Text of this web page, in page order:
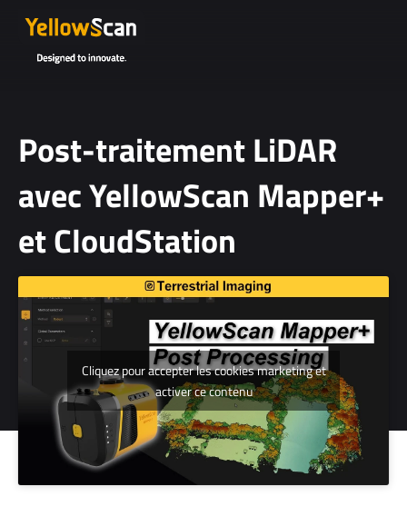
Post-traitement LiDAR
avec YellowScan Mapper+
et CloudStation
17 Oct 2024
Cliquez pour accepter les cookies marketing et
activer ce contenu